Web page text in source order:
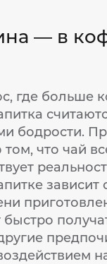
— в
где больше
бодрости.
что чай
зависит